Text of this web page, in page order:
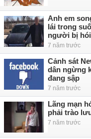
Anh em
lái trong
người bị hói
7 năm trước
Cảnh sát
dân ngừng
đang sập
7 năm trước
Lãng mạn
phải trào
7 năm trước